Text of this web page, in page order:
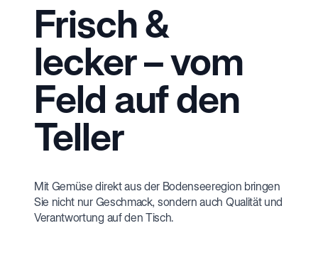
Frisch &
lecker – vom
Feld auf den
Teller
Mit Gemüse direkt aus der Bodenseeregion bringen
Sie nicht nur Geschmack, sondern auch Qualität und
Verantwortung auf den Tisch.